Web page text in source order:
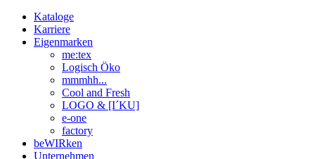
Kataloge
Karriere
Eigenmarken
me:tex
Logisch Öko
mmmhh...
Cool and Fresh
LOGO & [I´KU]
e-one
factory
beWIRken
Unternehmen